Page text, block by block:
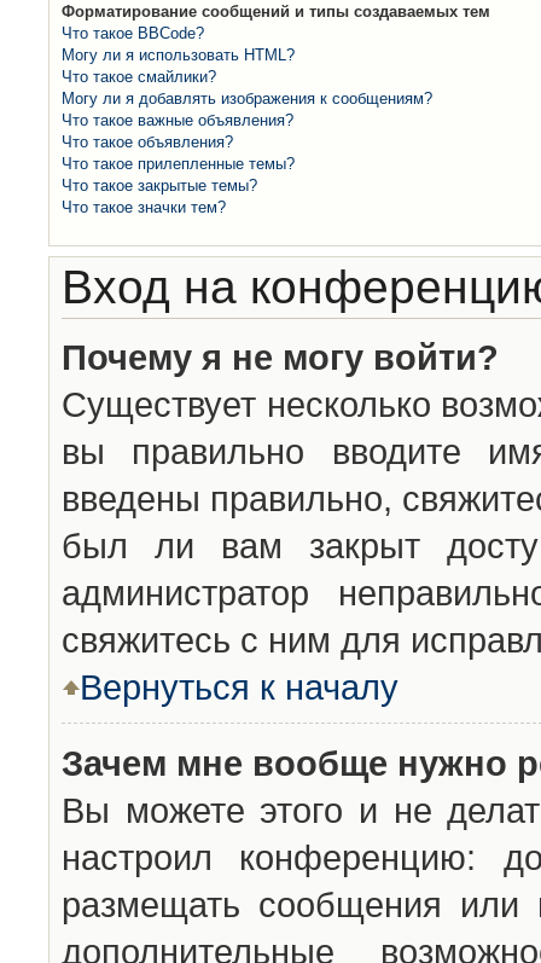
Форматирование сообщений и типы создаваемых тем
Что такое BBCode?
Могу ли я использовать HTML?
Что такое смайлики?
Могу ли я добавлять изображения к сообщениям?
Что такое важные объявления?
Что такое объявления?
Что такое прилепленные темы?
Что такое закрытые темы?
Что такое значки тем?
Вход на
Почему я не могу войти?
Существует несколько
вы правильно вводите
введены правильно,
был ли вам закрыт
администратор
свяжитесь с ним для
Вернуться к началу
Зачем мне вообще нужно
Вы можете этого и не
настроил конференцию:
размещать сообщения или
дополнительные